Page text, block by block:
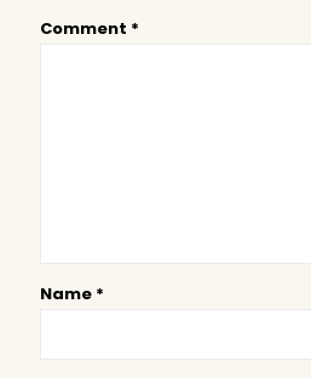
Comment *
Name *